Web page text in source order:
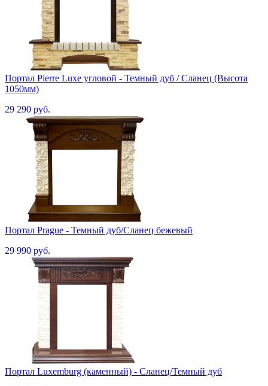
Портал Pierre Luxe угловой - Темный дуб / Сланец (Высота
1050мм)
29 290 руб.
Портал Prague - Темный дуб/Сланец бежевый
29 990 руб.
Портал Luxemburg (каменный) - Сланец/Темный дуб